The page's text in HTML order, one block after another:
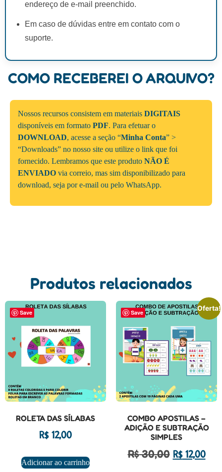
endereço de e-mail preenchido.
Em caso de dúvidas entre em contato com o
suporte.
COMO RECEBEREI O ARQUIVO?
Nossos recursos consistem em materiais DIGITAIS
disponíveis em formato PDF. Para efetuar o
DOWNLOAD, acesse a seção “Minha Conta” >
“Downloads” no nosso site ou utilize o link que foi
fornecido. Lembramos que este produto NÃO É
ENVIADO via correio, mas sim disponibilizado para
download, seja por e-mail ou pelo WhatsApp.
Produtos relacionados
Save
ROLETA DAS SÍLABAS
R$12,00
Adicionar ao carrinho
Save
Oferta!
COMBO APOSTILAS –
ADIÇÃO E SUBTRAÇÃO
SIMPLES
R$30,00 R$12,00